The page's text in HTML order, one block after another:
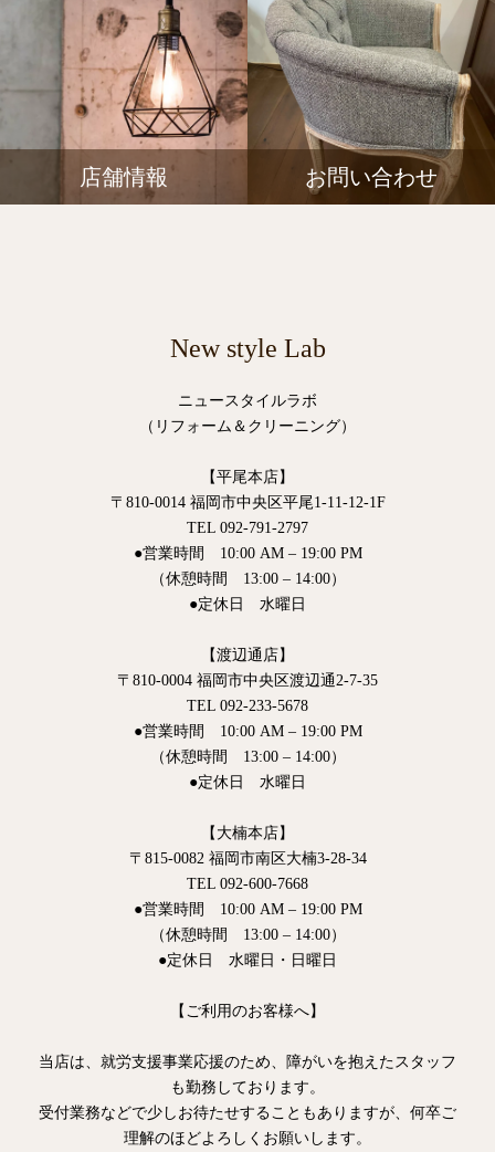
店舗情報 お問い合わせ
New style Lab
ニュースタイルラボ
（リフォーム＆クリーニング）
【平尾本店】
〒810-0014 福岡市中央区平尾1-11-12-1F
TEL 092-791-2797
●営業時間 10:00 AM – 19:00 PM
（休憩時間 13:00 – 14:00）
●定休日 水曜日
【渡辺通店】
〒810-0004 福岡市中央区渡辺通2-7-35
TEL 092-233-5678
●営業時間 10:00 AM – 19:00 PM
（休憩時間 13:00 – 14:00）
●定休日 水曜日
【大楠本店】
〒815-0082 福岡市南区大楠3-28-34
TEL 092-600-7668
●営業時間 10:00 AM – 19:00 PM
（休憩時間 13:00 – 14:00）
●定休日 水曜日・日曜日
【ご利用のお客様へ】
当店は、就労支援事業応援のため、障がいを抱えたスタッフ
も勤務しております。
受付業務などで少しお待たせすることもありますが、何卒ご
理解のほどよろしくお願いします。